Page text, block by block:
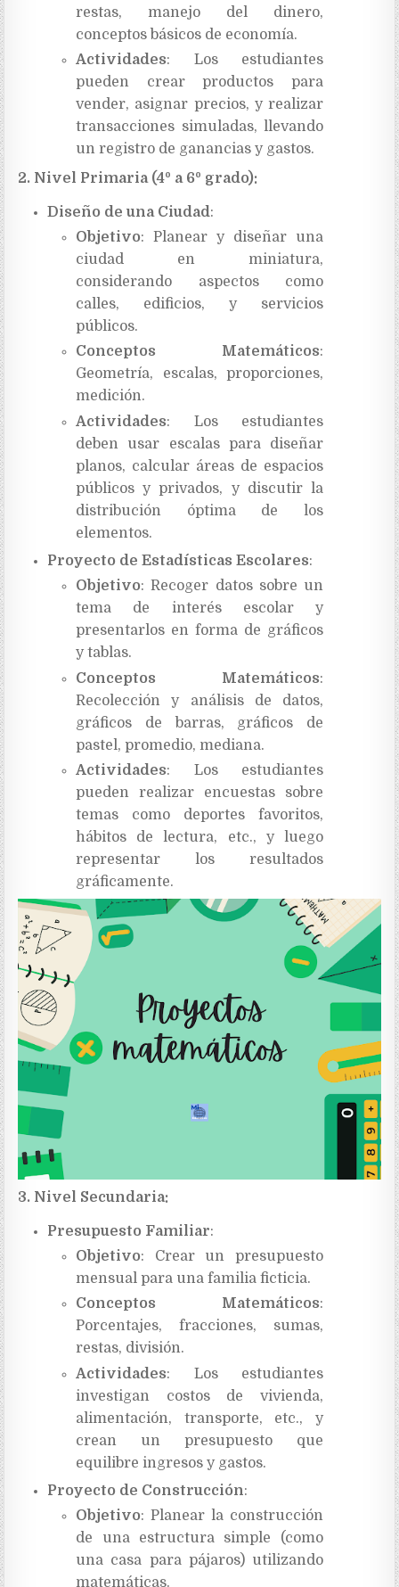
restas, manejo del dinero,
conceptos básicos de economía.
Actividades: Los estudiantes
pueden crear productos para
vender, asignar precios, y realizar
transacciones simuladas, llevando
un registro de ganancias y gastos.
2. Nivel Primaria (4º a 6º grado):
Diseño de una Ciudad:
Objetivo: Planear y diseñar una
ciudad en miniatura,
considerando aspectos como
calles, edificios, y servicios
públicos.
Conceptos Matemáticos:
Geometría, escalas, proporciones,
medición.
Actividades: Los estudiantes
deben usar escalas para diseñar
planos, calcular áreas de espacios
públicos y privados, y discutir la
distribución óptima de los
elementos.
Proyecto de Estadísticas Escolares:
Objetivo: Recoger datos sobre un
tema de interés escolar y
presentarlos en forma de gráficos
y tablas.
Conceptos Matemáticos:
Recolección y análisis de datos,
gráficos de barras, gráficos de
pastel, promedio, mediana.
Actividades: Los estudiantes
pueden realizar encuestas sobre
temas como deportes favoritos,
hábitos de lectura, etc., y luego
representar los resultados
gráficamente.
3. Nivel Secundaria:
Presupuesto Familiar:
Objetivo: Crear un presupuesto
mensual para una familia ficticia.
Conceptos Matemáticos:
Porcentajes, fracciones, sumas,
restas, división.
Actividades: Los estudiantes
investigan costos de vivienda,
alimentación, transporte, etc., y
crean un presupuesto que
equilibre ingresos y gastos.
Proyecto de Construcción:
Objetivo: Planear la construcción
de una estructura simple (como
una casa para pájaros) utilizando
matemáticas.